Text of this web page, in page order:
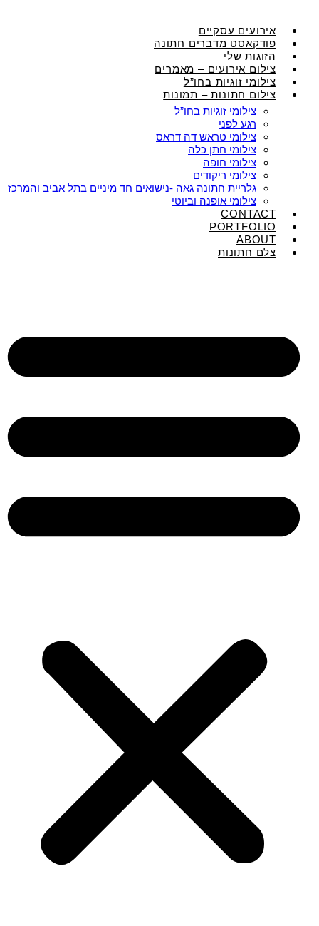
אירועים עסקיים
פודקאסט מדברים חתונה
הזוגות שלי
צילום אירועים – מאמרים
צילומי זוגיות בחו”ל
צילום חתונות – תמונות
צילומי זוגיות בחו”ל
רגע לפני
צילומי טראש דה דראס
צילומי חתן כלה
צילומי חופה
צילומי ריקודים
גלריית חתונה גאה -נישואים חד מיניים בתל אביב והמרכז
צילומי אופנה וביוטי
CONTACT
PORTFOLIO
ABOUT
צלם חתונות